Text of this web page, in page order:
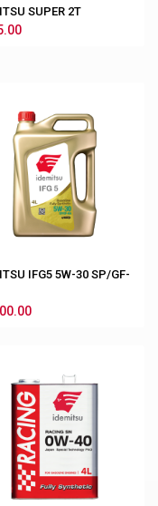
SUPER 2T
IFG5 5W-30 SP/GF-